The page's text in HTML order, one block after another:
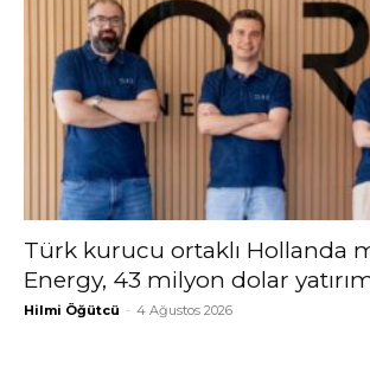
Türk kurucu ortaklı Hollanda
Energy, 43 milyon dolar
Hilmi Öğütcü - 4 Ağustos 2026